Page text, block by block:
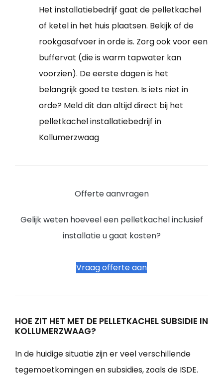
Het installatiebedrijf gaat de pelletkachel
of ketel in het huis plaatsen. Bekijk of de
rookgasafvoer in orde is. Zorg ook voor een
buffervat (die is warm tapwater kan
voorzien). De eerste dagen is het
belangrijk goed te testen. Is iets niet in
orde? Meld dit dan altijd direct bij het
pelletkachel installatiebedrijf in
Kollumerzwaag
Offerte aanvragen
Gelijk weten hoeveel een pelletkachel inclusief
installatie u gaat kosten?
Vraag offerte aan
HOE ZIT HET MET DE PELLETKACHEL SUBSIDIE IN
KOLLUMERZWAAG?
In de huidige situatie zijn er veel verschillende
tegemoetkomingen en subsidies, zoals de ISDE.